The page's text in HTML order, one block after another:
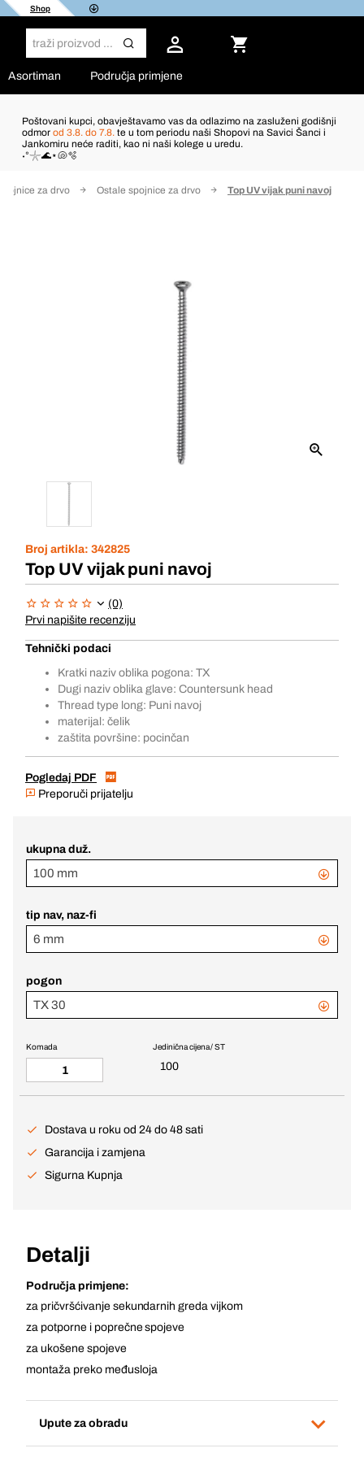
Shop
Asortiman Područja primjene
Poštovani kupci, obavještavamo vas da odlazimo na zasluženi godišnji
odmor od 3.8. do 7.8. te u tom periodu naši Shopovi na Savici Šanci i
Jankomiru neće raditi, kao ni naši kolege u uredu.
˖°𓇼🌊⋆🐚🫧
za drvo Ostale spojnice za drvo Top UV vijak puni navoj
Broj artikla: 342825
Top UV vijak puni navoj
(0)
Prvi napišite recenziju
Tehnički podaci
Kratki naziv oblika pogona: TX
Dugi naziv oblika glave: Countersunk head
Thread type long: Puni navoj
materijal: čelik
zaštita površine: pocinčan
Pogledaj PDF
Preporuči prijatelju
ukupna duž.
100 mm
tip nav, naz-fi
6 mm
pogon
TX 30
Jedinična cijena / ST
100
Komada
Dostava u roku od 24 do 48 sati
Garancija i zamjena
Sigurna Kupnja
Detalji
Područja primjene:
za pričvršćivanje sekundarnih greda vijkom
za potporne i poprečne spojeve
za ukošene spojeve
montaža preko međusloja
Upute za obradu